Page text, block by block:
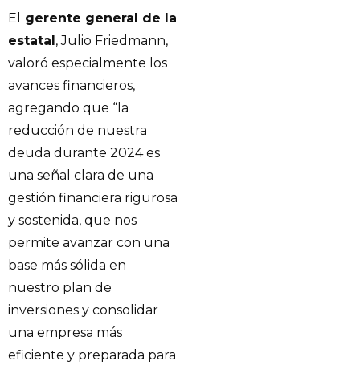
El
gerente general de la
estatal, Julio Friedmann,
valoró especialmente los
avances financieros,
agregando que “la
reducción de nuestra
deuda durante 2024 es
una señal clara de una
gestión financiera rigurosa
y sostenida, que nos
permite avanzar con una
base más sólida en
nuestro plan de
inversiones y consolidar
una empresa más
eficiente y preparada para